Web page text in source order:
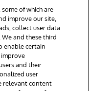
MA. Todos os
de Privacidade
of which are
improve our site,
collect user data
and these third
enable certain
improve
and their
user
relevant content